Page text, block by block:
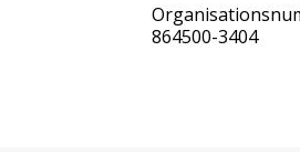
864500-3404